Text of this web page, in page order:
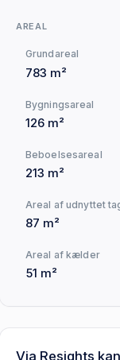
AREAL
Grundareal
783 m²
Bygningsareal
126 m²
Beboelsesareal
213 m²
Areal af udnyttet
87 m²
Areal af kælder
51 m²
Via Resights